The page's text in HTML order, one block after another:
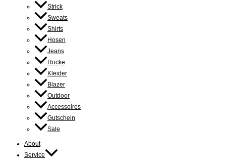
Strick
Sweats
Shirts
Hosen
Jeans
Röcke
Kleider
Blazer
Outdoor
Accessoires
Gutschein
Sale
About
Service